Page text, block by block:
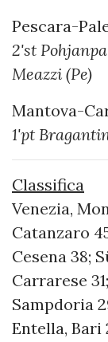
Pescara-
2'st
Meazzi (Pe)
Mantova-
1'pt
Classifica
Venezia,
Catanzaro
Cesena 38;
Carrarese
Sampdoria
Entella, Bari